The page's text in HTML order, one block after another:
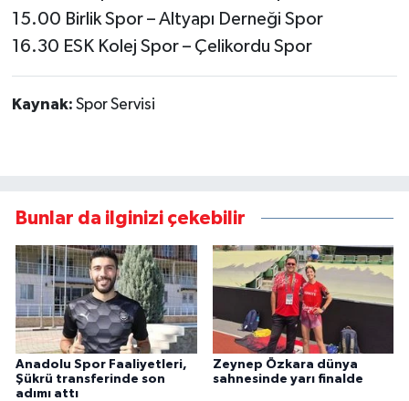
15.00 Birlik Spor – Altyapı Derneği Spor
16.30 ESK Kolej Spor – Çelikordu Spor
Kaynak: Spor Servisi
Bunlar da ilginizi çekebilir
Anadolu Spor Faaliyetleri,
Şükrü transferinde son
adımı attı
Zeynep Özkara dünya
sahnesinde yarı finalde